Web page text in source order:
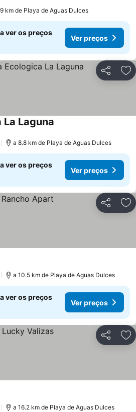
km de Playa de Aguas Dulces
ver os preços
Ver preços
Partilhar
La Laguna
a 8.8 km de Playa de Aguas Dulces
ver os preços
Ver preços
Partilhar
a 10.5 km de Playa de Aguas Dulces
ver os preços
Ver preços
Partilhar
a 16.2 km de Playa de Aguas Dulces